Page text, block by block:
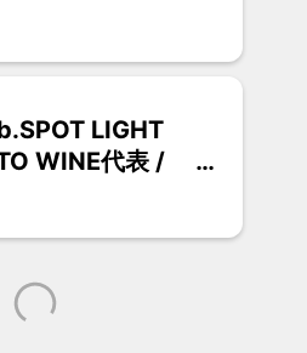
LIGHT
WINE代表 / 後